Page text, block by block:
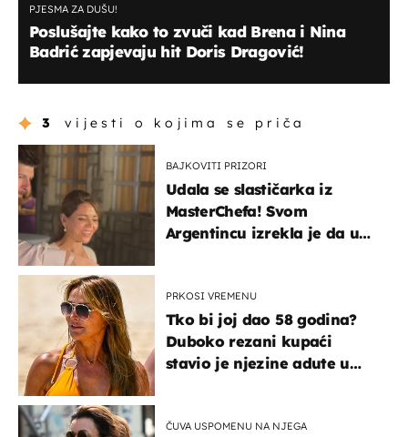
PJESMA ZA DUŠU!
Poslušajte kako to zvuči kad Brena i Nina
Badrić zapjevaju hit Doris Dragović!
3 vijesti o kojima se priča
BAJKOVITI PRIZORI
Udala se slastičarka iz
MasterChefa! Svom
Argentincu izrekla je da u
PRKOSI VREMENU
Tko bi joj dao 58 godina?
Duboko rezani kupaći
stavio je njezine adute u
ČUVA USPOMENU NA NJEGA